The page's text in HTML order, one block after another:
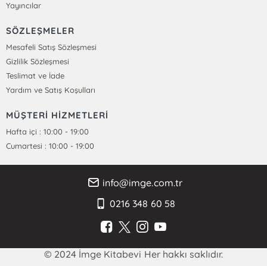
Yayıncılar
SÖZLEŞMELER
Mesafeli Satış Sözleşmesi
Gizlilik Sözleşmesi
Teslimat ve İade
Yardım ve Satış Koşulları
MÜŞTERİ HİZMETLERİ
Hafta içi : 10:00 - 19:00
Cumartesi : 10:00 - 19:00
info@imge.com.tr
0216 348 60 58
© 2024 İmge Kitabevi Her hakkı saklıdır.